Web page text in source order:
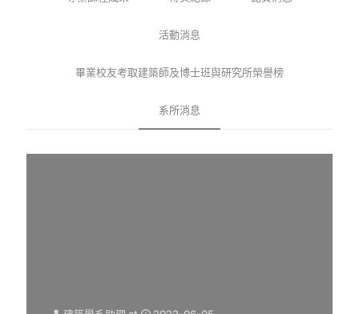
活動消息
畢業校友考取建築師及博士班與研究所榮譽榜
系所消息